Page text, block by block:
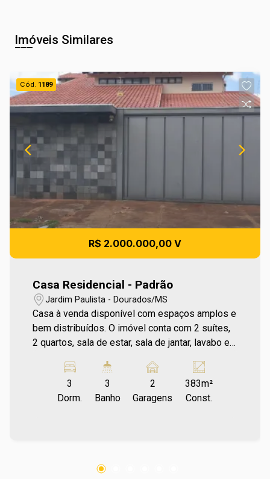
Imóveis Similares
Cód. 1189
R$ 2.000.000,00 V
Casa Residencial - Padrão
Jardim Paulista - Dourados/MS
Casa à venda disponível com espaços amplos e
bem distribuídos. O imóvel conta com 2 suítes,
2 quartos, sala de estar, sala de jantar, lavabo e
funcionalidade. Além disso, possui 1 banheiro
social, quarto de serviço com banheiro, sacada,
despensa e uma charmosa varanda com
diretamente com nosso Plantão de Vendas pelo
3
Dorm.
3
Banho
2
Garagens
383m²
Const.